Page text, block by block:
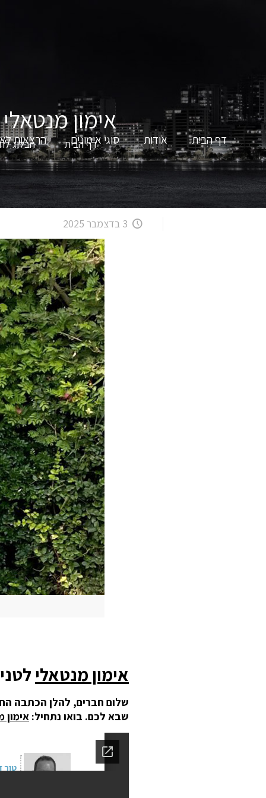
דף הבית אודות סוגי אימונים הרצאות
אימון
דף הבית הבלוג
3 בדצמבר 2025
אימון מנטאלי
שלום חברים, להלן הכתבה
שבא לכם. בואו נתחיל: אימון